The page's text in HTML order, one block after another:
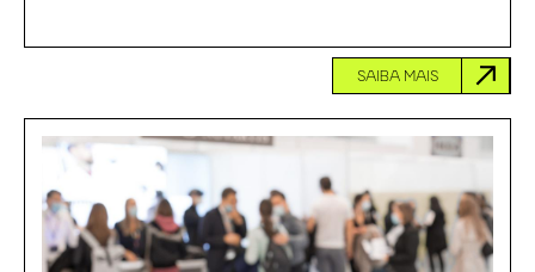
SAIBA MAIS